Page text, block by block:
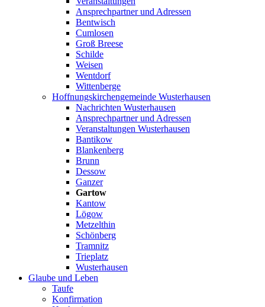
Ansprechpartner und Adressen
Bentwisch
Cumlosen
Groß Breese
Schilde
Weisen
Wentdorf
Wittenberge
Hoffnungskirchengemeinde Wusterhausen
Nachrichten Wusterhausen
Ansprechpartner und Adressen
Veranstaltungen Wusterhausen
Bantikow
Blankenberg
Brunn
Dessow
Ganzer
Gartow
Kantow
Lögow
Metzelthin
Schönberg
Tramnitz
Trieplatz
Wusterhausen
Glaube und Leben
Taufe
Konfirmation